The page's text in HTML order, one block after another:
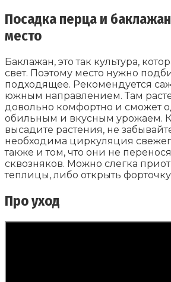
Посадка перца и
место
Баклажан, это так культура,
свет. Поэтому место нужно
подходящее. Рекомендуется
южным направлением. Там
довольно комфортно и сможет
обильным и вкусным урожаем.
высадите растения, не
необходима циркуляция
также и том, что они не
сквозняков. Можно слегка
теплицы, либо открыть
Про уход